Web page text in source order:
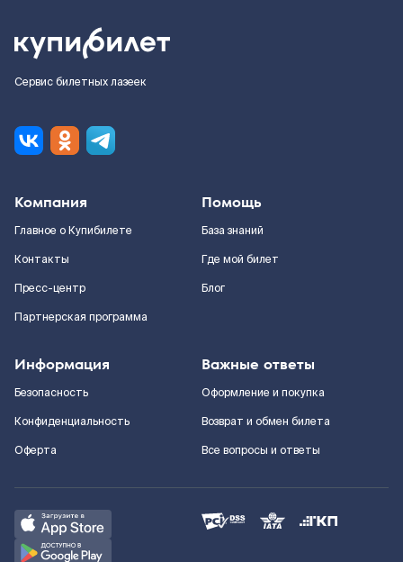
Сервис билетных лазеек
Компания
Главное о Купибилете
Контакты
Пресс-центр
Партнерская программа
Помощь
База знаний
Где мой билет
Блог
Информация
Безопасность
Конфиденциальность
Оферта
Важные ответы
Оформление и покупка
Возврат и обмен билета
Все вопросы и ответы